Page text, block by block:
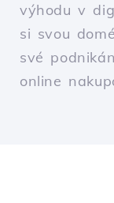
výhodu v
si svou
své
online